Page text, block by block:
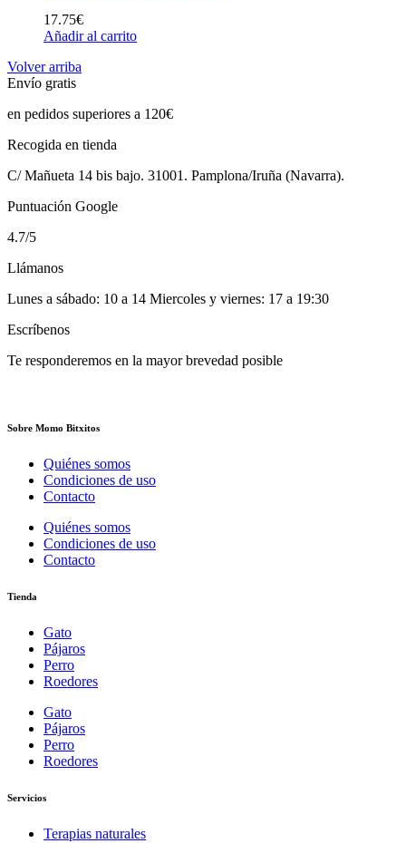
17.75€
Añadir al carrito
Volver arriba
Envío gratis
en pedidos superiores a 120€
Recogida en tienda
C/ Mañueta 14 bis bajo. 31001. Pamplona/Iruña (Navarra).
Puntuación Google
4.7/5
Llámanos
Lunes a sábado: 10 a 14 Miercoles y viernes: 17 a 19:30
Escríbenos
Te responderemos en la mayor brevedad posible
Sobre Momo Bitxitos
Quiénes somos
Condiciones de uso
Contacto
Quiénes somos
Condiciones de uso
Contacto
Tienda
Gato
Pájaros
Perro
Roedores
Gato
Pájaros
Perro
Roedores
Servicios
Terapias naturales